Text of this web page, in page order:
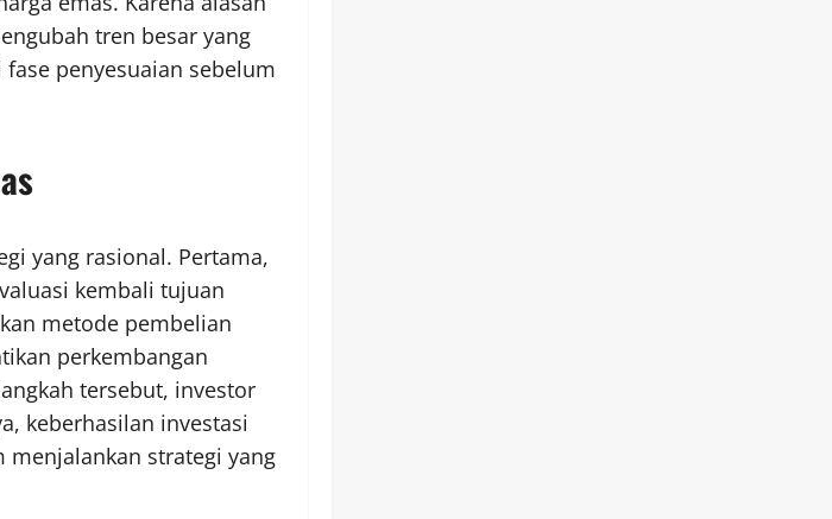
tren besar yang
penyesuaian sebelum
yang rasional. Pertama,
kembali tujuan
metode pembelian
perkembangan
tersebut, investor
keberhasilan investasi
strategi yang